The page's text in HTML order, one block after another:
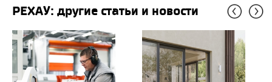
РЕХАУ: другие статьи и новости